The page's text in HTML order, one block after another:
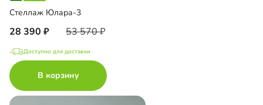
Стеллаж Юлара-3
28 390 53 570
Доступно для доставки
В корзину